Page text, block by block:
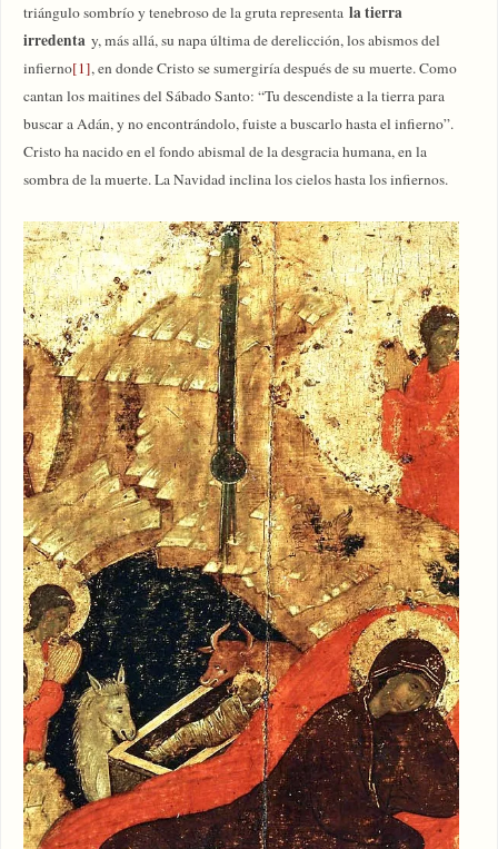
triángulo sombrío y tenebroso de la gruta representala tierra
irredenta y, más allá, su napa última de derelicción, los abismos del
infierno[1], en donde Cristo se sumergiría después de su muerte. Como
cantan los maitines del Sábado Santo: “Tu descendiste a la tierra para
buscar a Adán, y no encontrándolo, fuiste a buscarlo hasta el infierno”.
Cristo ha nacido en el fondo abismal de la desgracia humana, en la
sombra de la muerte. La Navidad inclina los cielos hasta los infiernos.